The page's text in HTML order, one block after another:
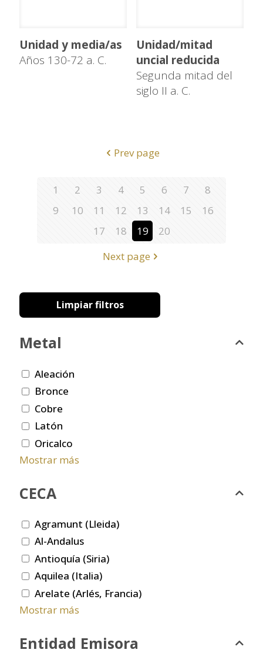
Unidad y media/as
Años 130-72 a. C.
Unidad/mitad
uncial reducida
Segunda mitad del
siglo II a. C.
Prev page
1 2 3 4 5 6 7
8
9
10 11 12 13 14 15
16
17
18 19
20
Next page
Limpiar filtros
Metal
Aleación
Bronce
Cobre
Latón
Oricalco
Mostrar más
CECA
Agramunt (Lleida)
Al-Andalus
Antioquía (Siria)
Aquilea (Italia)
Arelate (Arlés, Francia)
Mostrar más
Entidad Emisora